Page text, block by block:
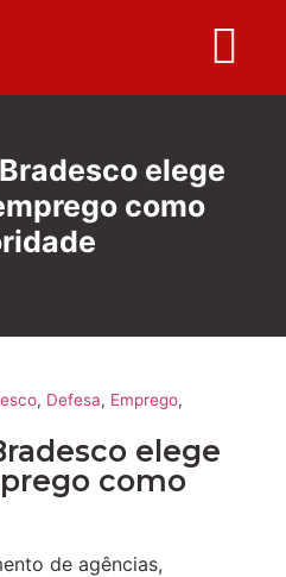
elege
como
, Defesa, Emprego,
elege
como
de agências,